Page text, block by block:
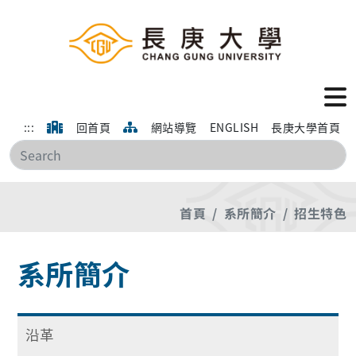
::: 回首頁 網站導覽 ENGLISH 長庚大學首頁
搜
首頁 系所簡介 招生特色
系所簡介
沿革